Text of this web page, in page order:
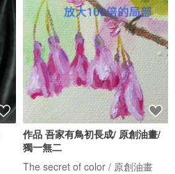
作品 吾家有鳥初長成/ 原創油畫/
獨一無二
The secret of color / 原創油畫